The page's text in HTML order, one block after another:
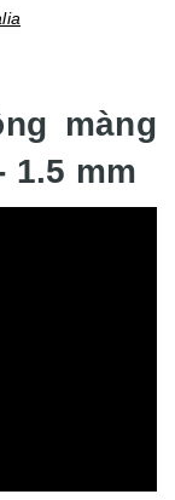
màng
1.5 mm